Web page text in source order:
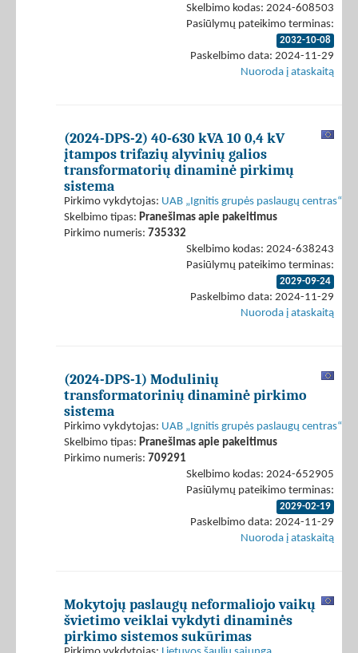
Skelbimo kodas: 2024-608503
Pasiūlymų pateikimo terminas:
2032-10-08
Paskelbimo data: 2024-11-29
Nuoroda į ataskaitą
(2024-DPS-2) 40-630 kVA 10 0,4 kV
įtampos trifazių alyvinių galios
transformatorių dinaminė pirkimų
sistema
Pirkimo vykdytojas: UAB „Ignitis grupės paslaugų centras“
Skelbimo tipas: Pranešimas apie pakeitimus
Pirkimo numeris: 735332
Skelbimo kodas: 2024-638243
Pasiūlymų pateikimo terminas:
2029-09-24
Paskelbimo data: 2024-11-29
Nuoroda į ataskaitą
(2024-DPS-1) Modulinių
transformatorinių dinaminė pirkimo
sistema
Pirkimo vykdytojas: UAB „Ignitis grupės paslaugų centras“
Skelbimo tipas: Pranešimas apie pakeitimus
Pirkimo numeris: 709291
Skelbimo kodas: 2024-652905
Pasiūlymų pateikimo terminas:
2029-02-19
Paskelbimo data: 2024-11-29
Nuoroda į ataskaitą
Mokytojų paslaugų neformaliojo vaikų
švietimo veiklai vykdyti dinaminės
pirkimo sistemos sukūrimas